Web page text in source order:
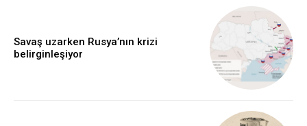
Savaş uzarken Rusya’nın krizi
belirginleşiyor